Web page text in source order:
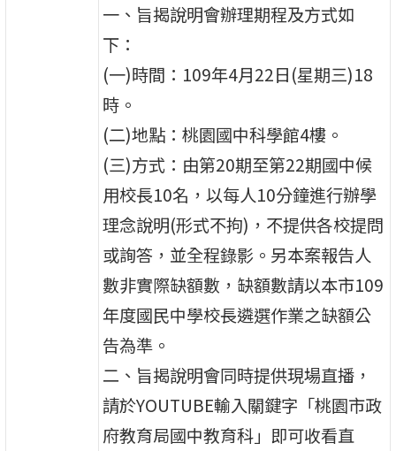
一、旨揭說明會辦理期程及方式如
下：
(一)時間：109年4月22日(星期三)18
時。
(二)地點：桃園國中科學館4樓。
(三)方式：由第20期至第22期國中候
用校長10名，以每人10分鐘進行辦學
理念說明(形式不拘)，不提供各校提問
或詢答，並全程錄影。另本案報告人
數非實際缺額數，缺額數請以本市109
年度國民中學校長遴選作業之缺額公
告為準。
二、旨揭說明會同時提供現場直播，
請於YOUTUBE輸入關鍵字「桃園市政
府教育局國中教育科」即可收看直